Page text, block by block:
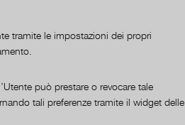
tramite le impostazioni dei propri
può prestare o revocare tale
tali preferenze tramite il widget delle